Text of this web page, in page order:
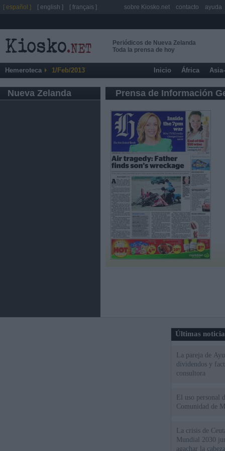
Periódicos de Nueva Zelanda
Toda la prensa de hoy
Hemeroteca 1/Feb/2013 Inicio África
Nueva Zelanda Prensa de Información
Últimas
La pareja de
dividendos y
consultora
El uso personal
Comunidad de
La crisis de
Mundial 2030
agachar la
[ español ] [ english ] [ français ] sobre Kiosko.net contacto ayuda